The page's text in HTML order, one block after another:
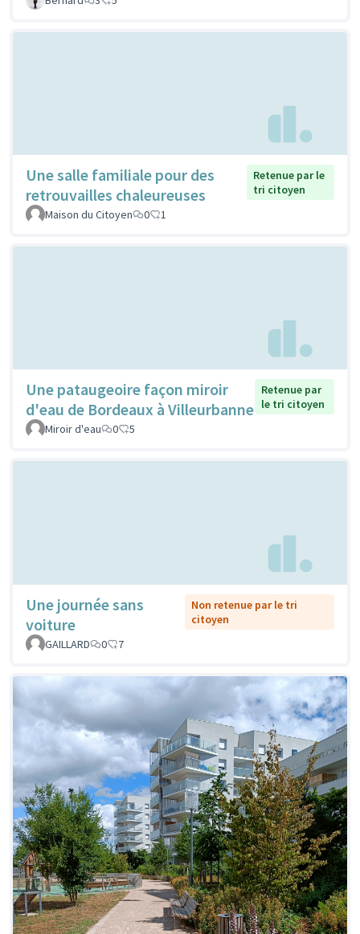
Une salle familiale pour des
retrouvailles chaleureuses
Retenue par le
tri citoyen
Maison du Citoyen
0 1
Une pataugeoire façon miroir
d'eau de Bordeaux à Villeurbanne
Retenue par
le tri citoyen
Miroir d'eau
0 5
Une journée sans
voiture
Non retenue par le tri
citoyen
GAILLARD
0 7